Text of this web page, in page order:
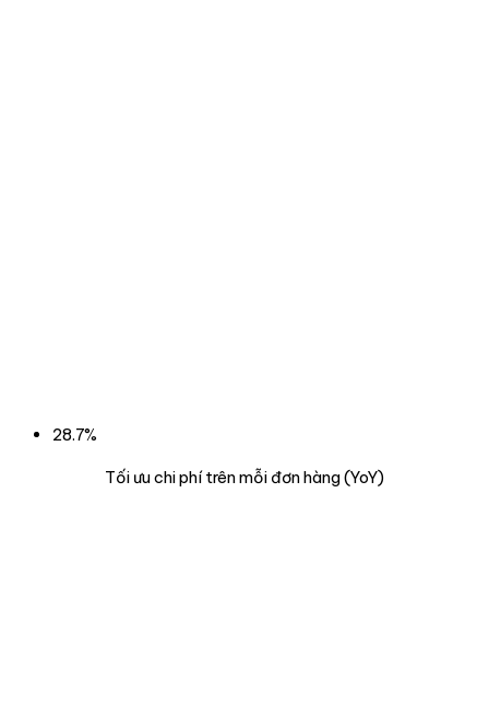
28.7%
Tối ưu chi phí trên mỗi đơn hàng (YoY)